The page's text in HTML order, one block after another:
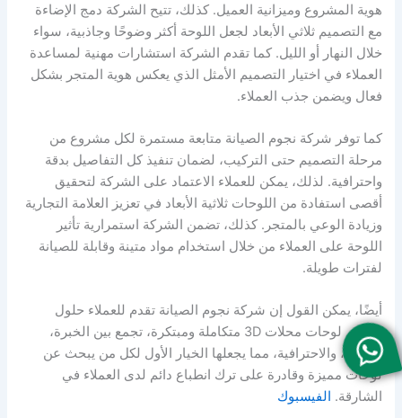
هوية المشروع وميزانية العميل. كذلك، تتيح الشركة دمج الإضاءة
مع التصميم ثلاثي الأبعاد لجعل اللوحة أكثر وضوحًا وجاذبية، سواء
خلال النهار أو الليل. كما تقدم الشركة استشارات مهنية لمساعدة
العملاء في اختيار التصميم الأمثل الذي يعكس هوية المتجر بشكل
فعال ويضمن جذب العملاء.
كما توفر شركة نجوم الصيانة متابعة مستمرة لكل مشروع من
مرحلة التصميم حتى التركيب، لضمان تنفيذ كل التفاصيل بدقة
واحترافية. لذلك، يمكن للعملاء الاعتماد على الشركة لتحقيق
أقصى استفادة من اللوحات ثلاثية الأبعاد في تعزيز العلامة التجارية
وزيادة الوعي بالمتجر. كذلك، تضمن الشركة استمرارية تأثير
اللوحة على العملاء من خلال استخدام مواد متينة وقابلة للصيانة
لفترات طويلة.
أيضًا، يمكن القول إن شركة نجوم الصيانة تقدم للعملاء حلول
تصميم لوحات محلات 3D متكاملة ومبتكرة، تجمع بين الخبرة،
الجودة، والاحترافية، مما يجعلها الخيار الأول لكل من يبحث عن
لوحات مميزة وقادرة على ترك انطباع دائم لدى العملاء في
الشارقة. الفيسبوك